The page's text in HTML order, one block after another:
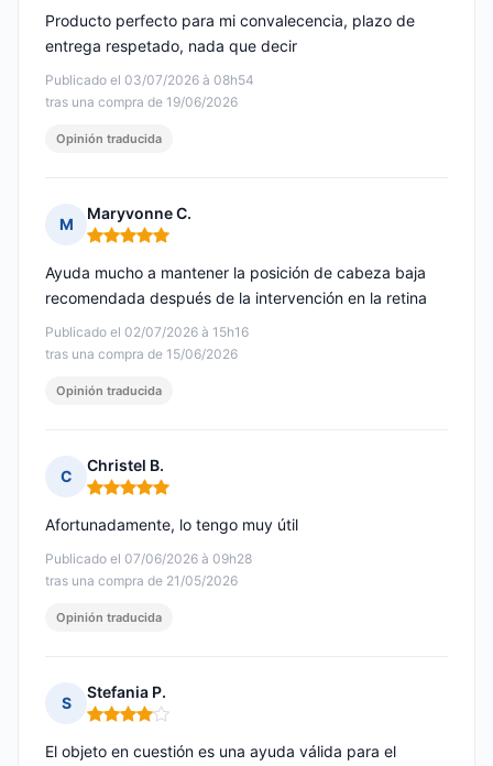
Publicado el 03/07/2026 à 08h54
tras una compra de 19/06/2026
Producto perfecto para mi convalecencia, plazo de
entrega respetado, nada que decir
Opinión traducida
M
Maryvonne C.
Nota: 5 de 5
Publicado el 02/07/2026 à 15h16
tras una compra de 15/06/2026
Ayuda mucho a mantener la posición de cabeza baja
recomendada después de la intervención en la retina
Opinión traducida
C
Christel B.
Nota: 5 de 5
Publicado el 07/06/2026 à 09h28
tras una compra de 21/05/2026
Afortunadamente, lo tengo muy útil
Opinión traducida
S
Stefania P.
Nota: 4 de 5
El objeto en cuestión es una ayuda válida para el